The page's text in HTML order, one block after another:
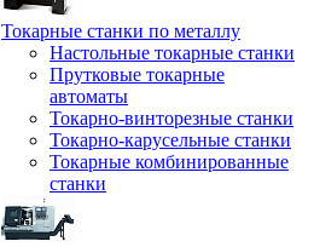
Токарные станки по металлу
Настольные токарные станки
Прутковые токарные
автоматы
Токарно-винторезные станки
Токарно-карусельные станки
Токарные комбинированные
станки